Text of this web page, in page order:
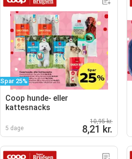
Spar 25%
Coop hunde- eller
kattesnacks
5 dage
10,95 kr.
8,21 kr.